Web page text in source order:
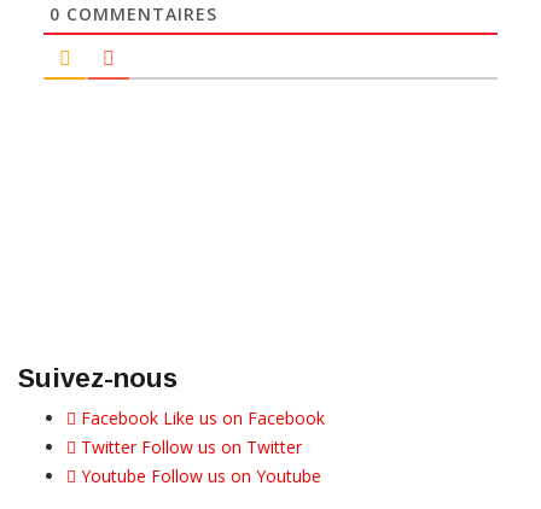
0 COMMENTAIRES
Suivez-nous
Facebook Like us on Facebook
Twitter Follow us on Twitter
Youtube Follow us on Youtube